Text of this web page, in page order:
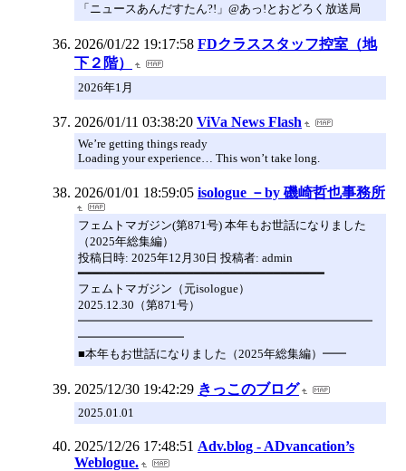
「ニュースあんだすたん?!」@あっ!とおどろく放送局
2026/01/22 19:17:58 FDクラススタッフ控室（地
下２階）
2026年1月
2026/01/11 03:38:20 ViVa News Flash
We’re getting things ready
Loading your experience… This won’t take long.
2026/01/01 18:59:05 isologue －by 磯崎哲也事務所
フェムトマガジン(第871号) 本年もお世話になりました
（2025年総集編）
投稿日時: 2025年12月30日 投稿者: admin
━━━━━━━━━━━━━━━━━━━━━━━━━━━━━━━━━━
フェムトマガジン（元isologue）
2025.12.30（第871号）
━━━━━━━━━━━━━━━━━━━━━━━━━
━━━━━━━━━
■本年もお世話になりました（2025年総集編）━━
2025/12/30 19:42:29 きっこのブログ
2025.01.01
2025/12/26 17:48:51 Adv.blog - ADvancation’s
Weblogue.